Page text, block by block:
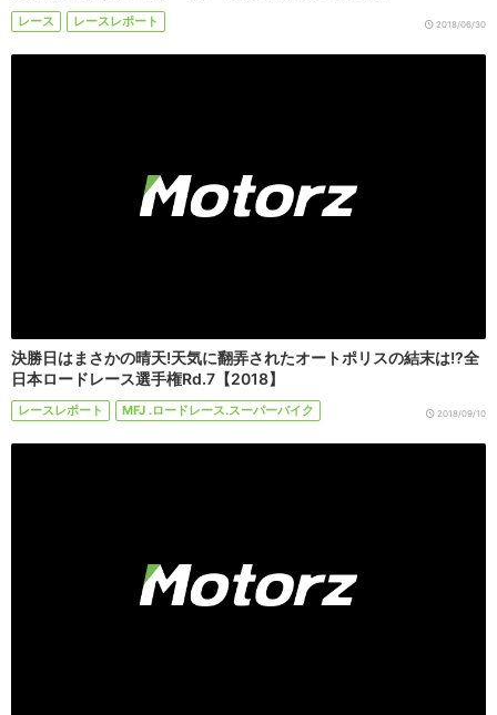
レース レースレポート 2018/06/30
決勝日はまさかの晴天!天気に翻弄されたオートポリスの結末は!?全
日本ロードレース選手権Rd.7【2018】
レースレポート MFJ .ロードレース.スーパーバイク 2018/09/10